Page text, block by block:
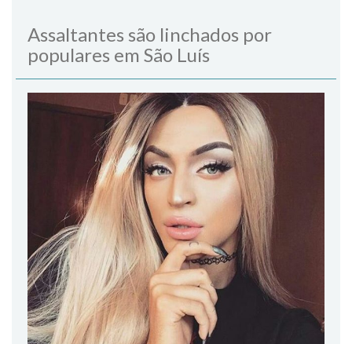
Assaltantes são linchados por
populares em São Luís